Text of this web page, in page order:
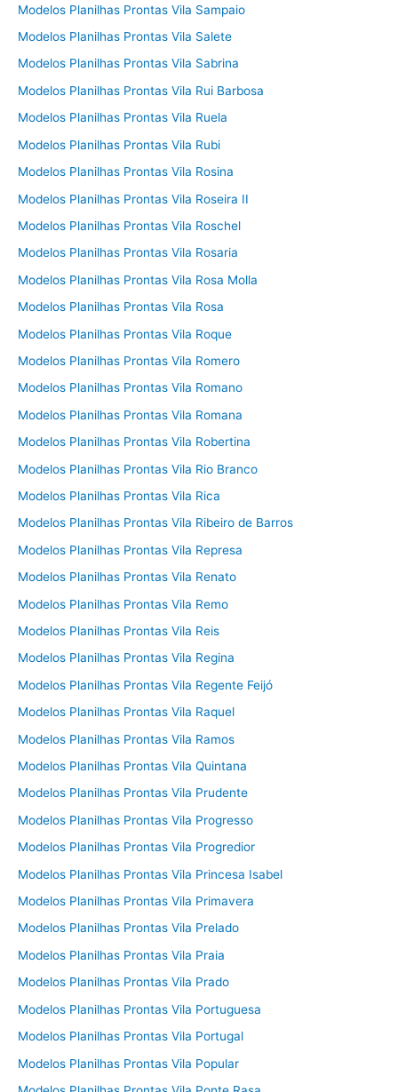
Modelos Planilhas Prontas Vila Sampaio
Modelos Planilhas Prontas Vila Salete
Modelos Planilhas Prontas Vila Sabrina
Modelos Planilhas Prontas Vila Rui Barbosa
Modelos Planilhas Prontas Vila Ruela
Modelos Planilhas Prontas Vila Rubi
Modelos Planilhas Prontas Vila Rosina
Modelos Planilhas Prontas Vila Roseira II
Modelos Planilhas Prontas Vila Roschel
Modelos Planilhas Prontas Vila Rosaria
Modelos Planilhas Prontas Vila Rosa Molla
Modelos Planilhas Prontas Vila Rosa
Modelos Planilhas Prontas Vila Roque
Modelos Planilhas Prontas Vila Romero
Modelos Planilhas Prontas Vila Romano
Modelos Planilhas Prontas Vila Romana
Modelos Planilhas Prontas Vila Robertina
Modelos Planilhas Prontas Vila Rio Branco
Modelos Planilhas Prontas Vila Rica
Modelos Planilhas Prontas Vila Ribeiro de Barros
Modelos Planilhas Prontas Vila Represa
Modelos Planilhas Prontas Vila Renato
Modelos Planilhas Prontas Vila Remo
Modelos Planilhas Prontas Vila Reis
Modelos Planilhas Prontas Vila Regina
Modelos Planilhas Prontas Vila Regente Feijó
Modelos Planilhas Prontas Vila Raquel
Modelos Planilhas Prontas Vila Ramos
Modelos Planilhas Prontas Vila Quintana
Modelos Planilhas Prontas Vila Prudente
Modelos Planilhas Prontas Vila Progresso
Modelos Planilhas Prontas Vila Progredior
Modelos Planilhas Prontas Vila Princesa Isabel
Modelos Planilhas Prontas Vila Primavera
Modelos Planilhas Prontas Vila Prelado
Modelos Planilhas Prontas Vila Praia
Modelos Planilhas Prontas Vila Prado
Modelos Planilhas Prontas Vila Portuguesa
Modelos Planilhas Prontas Vila Portugal
Modelos Planilhas Prontas Vila Popular